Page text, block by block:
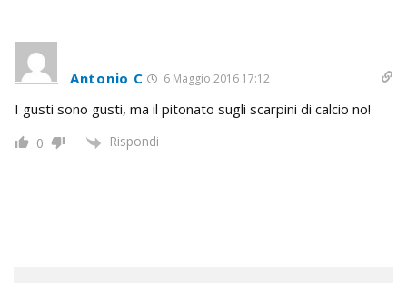
Antonio C 6 Maggio 2016 17:12
I gusti sono gusti, ma il pitonato sugli scarpini di calcio no!
0 Rispondi